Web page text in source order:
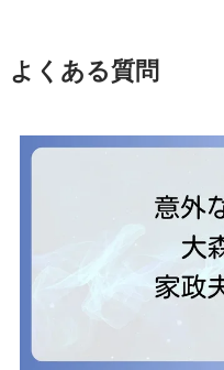
よくある質問